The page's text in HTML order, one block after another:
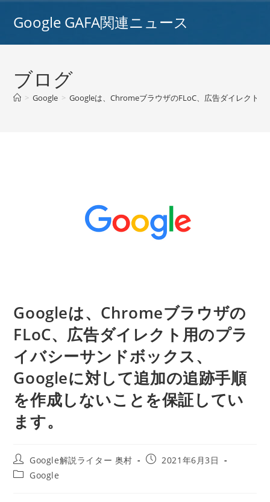
Google GAFA関連ニュース
ブログ
> Google > Googleは、ChromeブラウザのFLoC、広告ダイレクト
Googleは、Chromeブラウザの
FLoC、広告ダイレクト用のプラ
イバシーサンドボックス、
Googleに対して追加の追跡手順
を作成しないことを保証してい
ます。
投
稿
者:
Google解説ライター 奥村
投
2021年6月3日
投
Google